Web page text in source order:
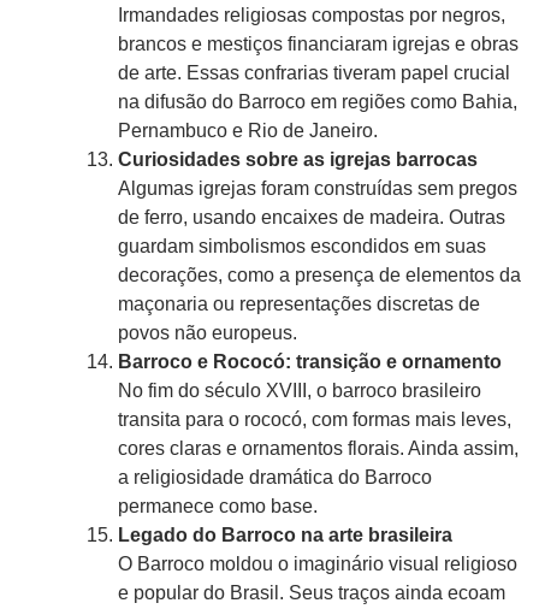
Irmandades religiosas compostas por negros,
brancos e mestiços financiaram igrejas e obras
de arte. Essas confrarias tiveram papel crucial
na difusão do Barroco em regiões como Bahia,
Pernambuco e Rio de Janeiro.
Curiosidades sobre as igrejas barrocas
Algumas igrejas foram construídas sem pregos
de ferro, usando encaixes de madeira. Outras
guardam simbolismos escondidos em suas
decorações, como a presença de elementos da
maçonaria ou representações discretas de
povos não europeus.
Barroco e Rococó: transição e ornamento
No fim do século XVIII, o barroco brasileiro
transita para o rococó, com formas mais leves,
cores claras e ornamentos florais. Ainda assim,
a religiosidade dramática do Barroco
permanece como base.
Legado do Barroco na arte brasileira
O Barroco moldou o imaginário visual religioso
e popular do Brasil. Seus traços ainda ecoam